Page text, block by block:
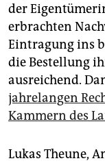
der
erbrachten
Eintragung ins
die Bestellung
ausreichend.
jahrelangen
Kammern des
Lukas Theune,